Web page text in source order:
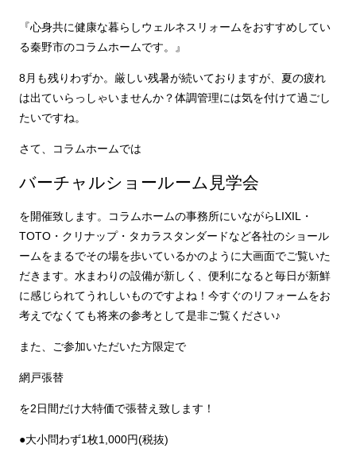
『心身共に健康な暮らしウェルネスリォームをおすすめしてい
る秦野市のコラムホームです。』
8月も残りわずか。厳しい残暑が続いておりますが、夏の疲れ
は出ていらっしゃいませんか？体調管理には気を付けて過ごし
たいですね。
さて、コラムホームでは
バーチャルショールーム見学会
を開催致します。コラムホームの事務所にいながらLIXIL・
TOTO・クリナップ・タカラスタンダードなど各社のショール
ームをまるでその場を歩いているかのように大画面でご覧いた
だきます。水まわりの設備が新しく、便利になると毎日が新鮮
に感じられてうれしいものですよね！今すぐのリフォームをお
考えでなくても将来の参考として是非ご覧ください♪
また、ご参加いただいた方限定で
網戸張替
を2日間だけ大特価で張替え致します！
●大小問わず1枚1,000円(税抜)